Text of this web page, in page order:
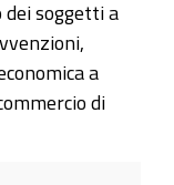
soggetti a
a
di